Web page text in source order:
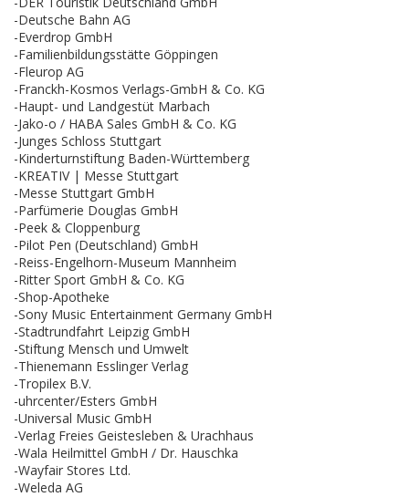
-Deutsche Bahn AG
-Everdrop GmbH
-Familienbildungsstätte Göppingen
-Fleurop AG
-Franckh-Kosmos Verlags-GmbH & Co. KG
-Haupt- und Landgestüt Marbach
-Jako-o / HABA Sales GmbH & Co. KG
-Junges Schloss Stuttgart
-Kinderturnstiftung Baden-Württemberg
-KREATIV | Messe Stuttgart
-Messe Stuttgart GmbH
-Parfümerie Douglas GmbH
-Peek & Cloppenburg
-Pilot Pen (Deutschland) GmbH
-Reiss-Engelhorn-Museum Mannheim
-Ritter Sport GmbH & Co. KG
-Shop-Apotheke
-Sony Music Entertainment Germany GmbH
-Stadtrundfahrt Leipzig GmbH
-Stiftung Mensch und Umwelt
-Thienemann Esslinger Verlag
-Tropilex B.V.
-uhrcenter/Esters GmbH
-Universal Music GmbH
-Verlag Freies Geistesleben & Urachhaus
-Wala Heilmittel GmbH / Dr. Hauschka
-Wayfair Stores Ltd.
-Weleda AG